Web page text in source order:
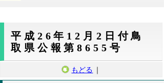
平成26年12月2日付鳥
取県公報第8655号
もどる ｜